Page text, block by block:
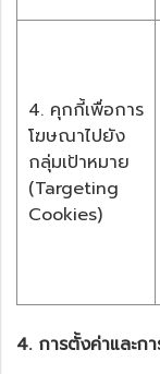
4. คุกกี้เพื่อการ
โฆษณาไปยัง
กลุ่มเป้าหมาย
(Targeting
Cookies)
4. การตั้งค่าและก